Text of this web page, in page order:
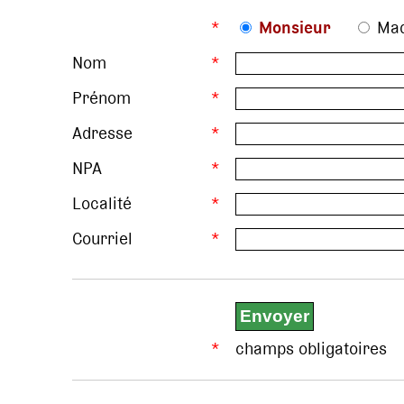
* Monsieur
Nom
*
Prénom
*
Adresse
*
NPA
*
Localité
*
Courriel
*
* champs obligatoires